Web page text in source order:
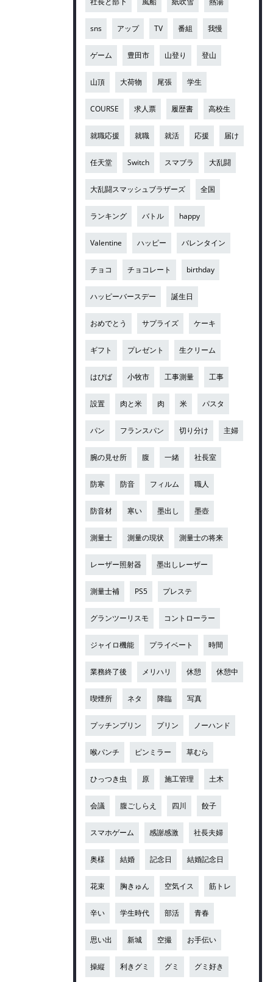
sns アップ TV 番組 我慢
ゲーム 豊田市 山登り 登山
山頂 大荷物 尾張 学生
COURSE 求人票 履歴書 高校生
就職応援 就職 就活 応援 届け
任天堂 Switch スマブラ 大乱闘
大乱闘スマッシュブラザーズ 全国
ランキング バトル happy
Valentine ハッピー バレンタイン
チョコ チョコレート birthday
ハッピーバースデー 誕生日
おめでとう サプライズ ケーキ
ギフト プレゼント 生クリーム
はぴば 小牧市 工事測量 工事
設置 肉と米 肉 米 パスタ
パン フランスパン 切り分け 主婦
腕の見せ所 腹 一緒 社長室
防寒 防音 フィルム 職人
防音材 寒い 墨出し 墨壺
測量士 測量の現状 測量士の将来
レーザー照射器 墨出しレーザー
測量士補 PS5 プレステ
グランツーリスモ コントローラー
ジャイロ機能 プライベート 時間
業務終了後 メリハリ 休憩 休憩中
喫煙所 ネタ 降臨 写真
プッチンプリン プリン ノーハンド
喉パンチ ピンミラー 草むら
ひっつき虫 原 施工管理 土木
会議 腹ごしらえ 四川 餃子
スマホゲーム 感謝感激 社長夫婦
奥様 結婚 記念日 結婚記念日
花束 胸きゅん 空気イス 筋トレ
辛い 学生時代 部活 青春
思い出 新城 空撮 お手伝い
操縦 利きグミ グミ グミ好き